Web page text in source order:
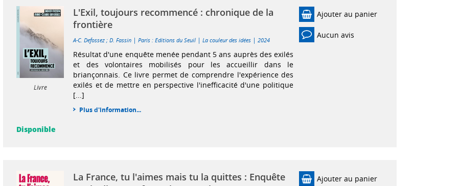
Livre
L'Exil, toujours recommencé : chronique de la
frontière
A-C. Defossez ;D. Fassin |Paris : Editions du Seuil |La couleur des idées |2024
Résultat d'une enquête menée pendant 5 ans auprès des exilés
et des volontaires mobilisés pour les accueillir dans le
briançonnais. Ce livre permet de comprendre l'expérience des
exilés et de mettre en perspective l'inefficacité d'une politique
[...]
Plus d'information...
Ajouter au panier
Aucun avis
Disponible
La France, tu l'aimes mais tu la quittes : Enquête
Ajouter au panier